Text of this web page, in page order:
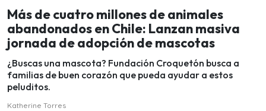
Más de cuatro millones de animales
abandonados en Chile: Lanzan masiva
jornada de adopción de mascotas
¿Buscas una mascota? Fundación Croquetón busca a
familias de buen corazón que pueda ayudar a estos
peluditos.
Katherine Torres